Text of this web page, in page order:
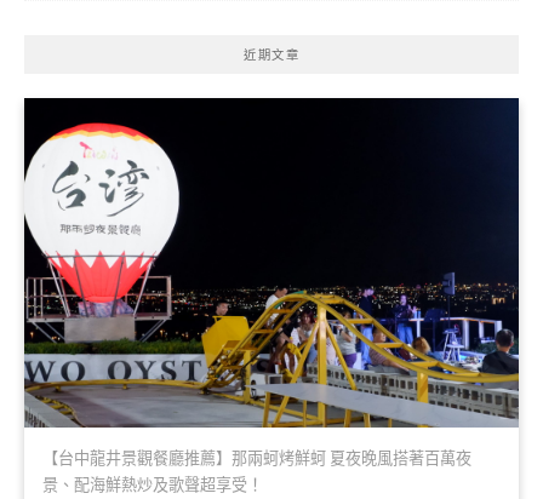
近期文章
【台中龍井景觀餐廳推薦】那兩蚵烤鮮蚵 夏夜晚風搭著百萬夜
景、配海鮮熱炒及歌聲超享受！